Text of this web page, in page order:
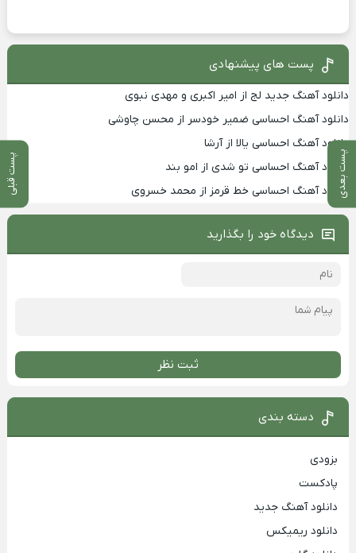
پست بعدی پست قبلی
پست های پیشنهادی
دانلود آهنگ جدید لج از امیر اکبری و مهدی نبوی
دانلود آهنگ احساسی ضمیر خودسر از محسن چاوشی
دانلود آهنگ احساسی یالا از آرشا
دانلود آهنگ احساسی تو شدی از امو بند
دانلود آهنگ احساسی خط قرمز از محمد خسروی
دیدگاه خود را بگذارید
ثبت نظر
دسته بندی
بزودی
پادکست
دانلود آهنگ جدید
دانلود ریمیکس